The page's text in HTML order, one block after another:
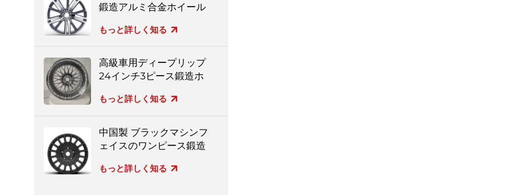
鍛造アルミ合金ホイール
もっと詳しく知る
高級車用ディープリップ
24インチ3ピース鍛造ホ
もっと詳しく知る
中国製 ブラックマシンフ
ェイスのワンピース鍛造
もっと詳しく知る